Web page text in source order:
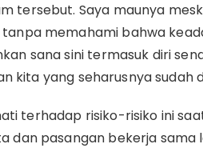
tersebut. Saya maunya
memahami bahwa
sana sini termasuk diri
kita yang seharusnya sudah
terhadap risiko-risiko ini
dan pasangan bekerja